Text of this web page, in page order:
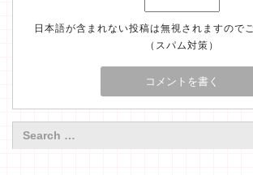
日本語が含まれない投稿は無視されますので
（スパム対策）